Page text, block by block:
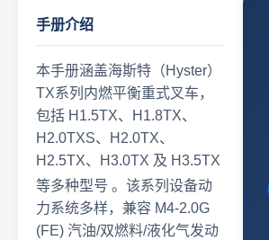
手册介绍
本手册涵盖海斯特（Hyster）
TX系列内燃平衡重式叉车，
包括 H1.5TX、H1.8TX、
H2.0TXS、H2.0TX、
H2.5TX、H3.0TX 及 H3.5TX
等多种型号 。该系列设备动
力系统多样，兼容 M4-2.0G
(FE) 汽油/双燃料/液化气发动